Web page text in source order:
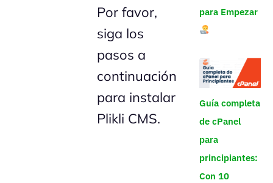
Por favor,
siga los
pasos a
continuación
para instalar
Plikli CMS.
para Empezar
Guía completa
de cPanel
para
principiantes:
Con 10